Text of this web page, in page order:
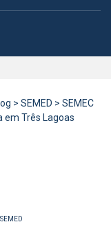
> SEMED > SEMEC
em Três Lagoas
SEMED